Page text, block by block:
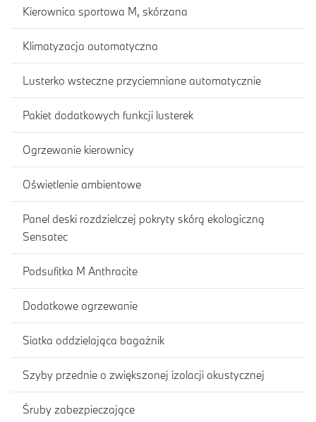
Kierownica sportowa M, skórzana
Klimatyzacja automatyczna
Lusterko wsteczne przyciemniane automatycznie
Pakiet dodatkowych funkcji lusterek
Ogrzewanie kierownicy
Oświetlenie ambientowe
Panel deski rozdzielczej pokryty skórą ekologiczną
Sensatec
Podsufitka M Anthracite
Dodatkowe ogrzewanie
Siatka oddzielająca bagażnik
Szyby przednie o zwiększonej izolacji akustycznej
Śruby zabezpieczające